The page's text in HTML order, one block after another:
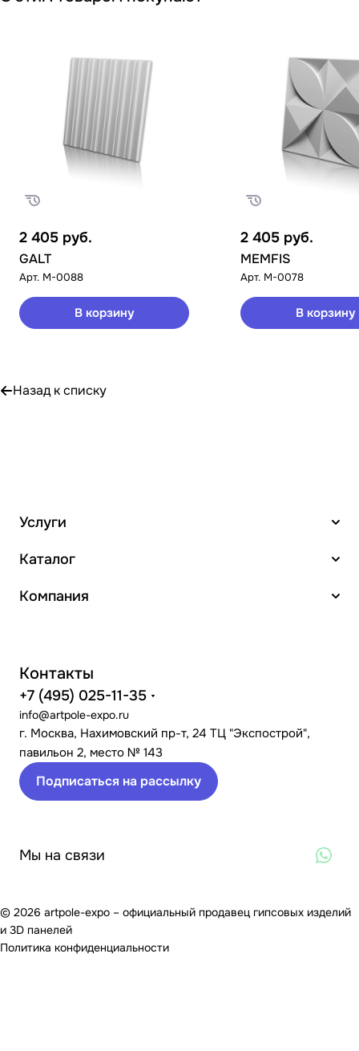
2 405 руб.
GALT
Арт. M-0088
В корзину
2 405 руб.
MEMFIS
Арт. M-0078
В корзину
Назад к списку
Услуги
Каталог
Компания
Контакты
+7 (495) 025-11-35
info@artpole-expo.ru
г. Москва, Нахимовский пр-т, 24 ТЦ "Экспострой",
павильон 2, место № 143
Подписаться на рассылку
Мы на связи
© 2026 artpole-expo – официальный продавец гипсовых изделий
и 3D панелей
Политика конфиденциальности